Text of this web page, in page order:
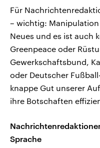
Für
– wichtig:
Neues und es ist auch
Greenpeace oder
Gewerkschaftsbund,
oder Deutscher
knappe Gut unserer
ihre Botschaften
Sprache